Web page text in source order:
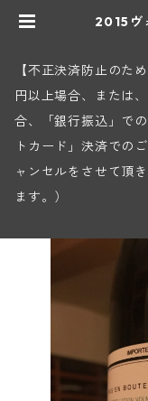
2015ヴ
【不正決済防止のた
円以上場合、または
合、「銀行振込」で
トカード」決済での
ャンセルをさせて頂
ます。）